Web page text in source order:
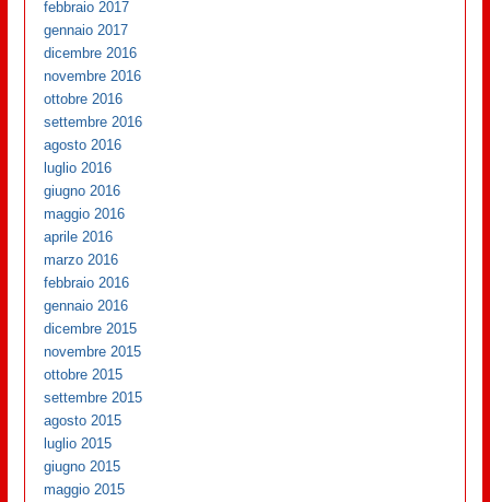
febbraio 2017
gennaio 2017
dicembre 2016
novembre 2016
ottobre 2016
settembre 2016
agosto 2016
luglio 2016
giugno 2016
maggio 2016
aprile 2016
marzo 2016
febbraio 2016
gennaio 2016
dicembre 2015
novembre 2015
ottobre 2015
settembre 2015
agosto 2015
luglio 2015
giugno 2015
maggio 2015